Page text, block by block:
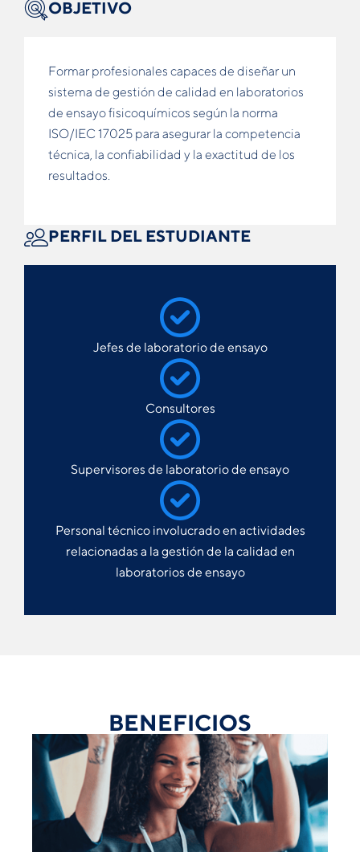
OBJETIVO
Formar profesionales capaces de diseñar un
sistema de gestión de calidad en laboratorios
de ensayo fisicoquímicos según la norma
ISO/IEC 17025 para asegurar la competencia
técnica, la confiabilidad y la exactitud de los
resultados.
PERFIL DEL ESTUDIANTE
Jefes de laboratorio de ensayo
Consultores
Supervisores de laboratorio de ensayo
Personal técnico involucrado en actividades
relacionadas a la gestión de la calidad en
laboratorios de ensayo
BENEFICIOS